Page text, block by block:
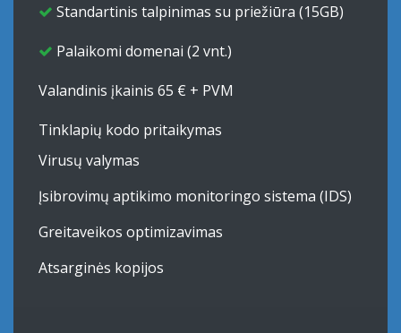
Standartinis talpinimas su priežiūra (15GB)
Palaikomi domenai (2 vnt.)
Valandinis įkainis 65 € + PVM
Tinklapių kodo pritaikymas
Virusų valymas
Įsibrovimų aptikimo monitoringo sistema (IDS)
Greitaveikos optimizavimas
Atsarginės kopijos